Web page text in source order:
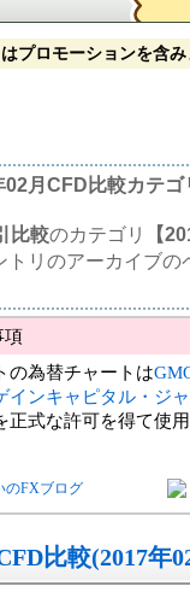
プロモーションを含み
02月CFD比較カテゴ
比較のカテゴリ
【
トリのアーカイブ
の為替チャートは
インキャピタル・ジ
正式な許可を得て使
のFXブログ
比較(2017年